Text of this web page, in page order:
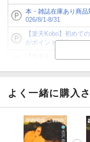
本・雑誌在庫あり商
026/8/1-8/31
【楽天Kobo】初めて
がポイント20倍
【楽天モバイルご利
ト山分け
エントリー＆3,000円
ラン）が当たる！
よく一緒に購入